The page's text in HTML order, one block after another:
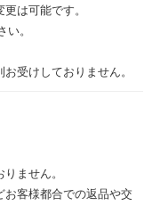
は可能です。
い。
受けしておりません。
ません。
お客様都合での返品や交